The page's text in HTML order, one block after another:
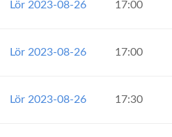
Lör 2023-08-26 17:00
Lör 2023-08-26 17:00
Lör 2023-08-26 17:30